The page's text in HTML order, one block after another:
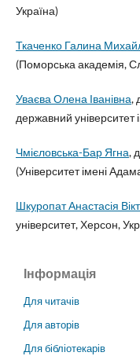
Україна)
Ткаченко Галина
(Поморська академія,
Уваєва Олена Іванівна,
державний університет
Чмієловська-Бар Ягна,
(Університет імені
Шкуропат Анастасія
університет, Херсон,
Інформація
Для читачів
Для авторів
Для бібліотекарів